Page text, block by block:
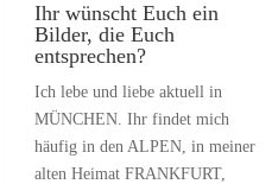
Ihr wünscht Euch ein
Bilder, die Euch
entsprechen?
Ich lebe und liebe aktuell in
MÜNCHEN. Ihr findet mich
häufig in den ALPEN, in meiner
alten Heimat FRANKFURT,